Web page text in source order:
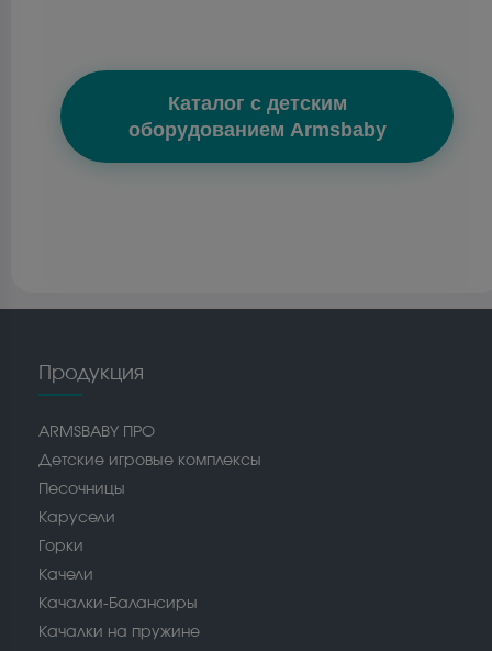
Каталог с детским
оборудованием Armsbaby
Продукция
ARMSBABY ПРО
Детские игровые комплексы
Песочницы
Карусели
Горки
Качели
Качалки-Балансиры
Качалки на пружине